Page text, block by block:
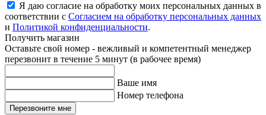
Я даю согласие на обработку моих персональных данных в
соответствии с Согласием на обработку персональных данных
и Политикой конфиденциальности.
Получить магазин
Оставьте свой номер - вежливый и компетентный менеджер
перезвонит в течение 5 минут (в рабочее время)
Ваше имя
Номер телефона
Перезвоните мне